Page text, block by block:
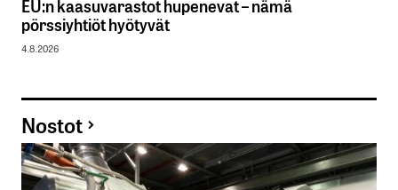
EU:n kaasuvarastot hupenevat – nämä
pörssiyhtiöt hyötyvät
4.8.2026
Nostot